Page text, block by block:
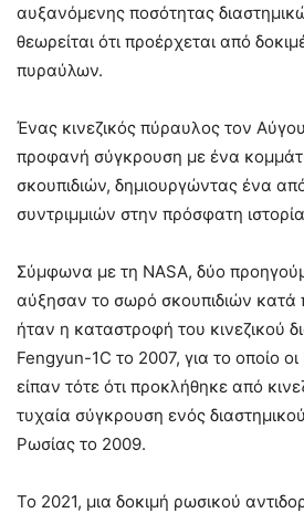
αυξανόμενης ποσότητας
θεωρείται ότι προέρχεται από
πυραύλων.
Ένας κινεζικός πύραυλος τον
προφανή σύγκρουση με ένα
σκουπιδιών, δημιουργώντας ένα
συντριμμιών στην πρόσφατη
Σύμφωνα με τη NASA, δύο
αύξησαν το σωρό σκουπιδιών κατά
ήταν η καταστροφή του κινεζικού
Fengyun-1C το 2007, για το οποίο
είπαν τότε ότι προκλήθηκε από
τυχαία σύγκρουση ενός
Ρωσίας το 2009.
Το 2021, μια δοκιμή ρωσικού